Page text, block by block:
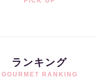
ランキング
GOURMET RANKING